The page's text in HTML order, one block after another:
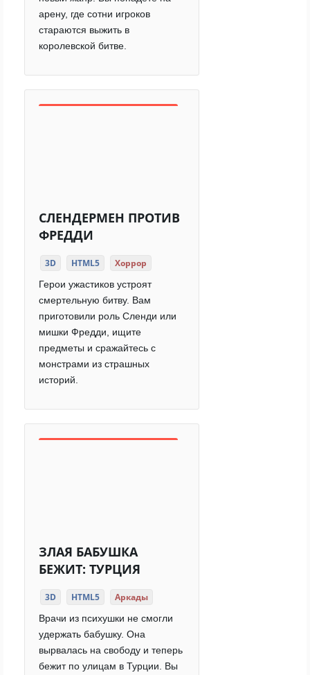
арену, где сотни игроков
стараются выжить в
королевской битве.
СЛЕНДЕРМЕН ПРОТИВ
ФРЕДДИ
3D HTML5 Хоррор
Герои ужастиков устроят
смертельную битву. Вам
приготовили роль Сленди или
мишки Фредди, ищите
предметы и сражайтесь с
монстрами из страшных
историй.
ЗЛАЯ БАБУШКА
БЕЖИТ: ТУРЦИЯ
3D HTML5 Аркады
Врачи из психушки не смогли
удержать бабушку. Она
вырвалась на свободу и теперь
бежит по улицам в Турции. Вы